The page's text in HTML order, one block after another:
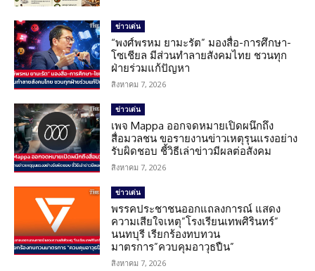
ข่าวเด่น
“พงศ์พรหม ยามะรัต” มองสื่อ-การศึกษา-
โซเชียล มีส่วนทำลายสังคมไทย ชวนทุก
ฝ่ายร่วมแก้ปัญหา
สิงหาคม 7, 2026
ข่าวเด่น
เพจ Mappa ออกจดหมายเปิดผนึกถึง
สื่อมวลชน ขอรายงานข่าวเหตุรุนแรงอย่าง
รับผิดชอบ ชี้วิธีเล่าข่าวมีผลต่อสังคม
สิงหาคม 7, 2026
ข่าวเด่น
พรรคประชาชนออกแถลงการณ์ แสดง
ความเสียใจเหตุ”โรงเรียนเทพศิรินทร์”
นนทบุรี เรียกร้องทบทวน
มาตรการ”ควบคุมอาวุธปืน”
สิงหาคม 7, 2026